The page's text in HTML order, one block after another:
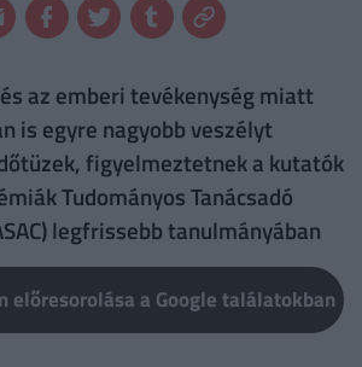
az emberi tevékenység miatt
is egyre nagyobb veszélyt
figyelmeztetnek a kutatók
Tudományos Tanácsadó
legfrissebb tanulmányában
előresorolása a Google találatokban